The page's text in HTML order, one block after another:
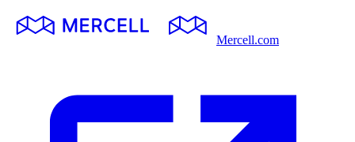
Mercell.com